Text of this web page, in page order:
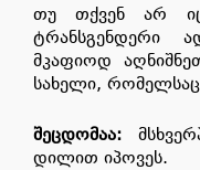
თუ თქვენ არ
ტრანსგენდერი
მკაფიოდ
სახელი,
შეცდომაა:
დილით იპოვეს.